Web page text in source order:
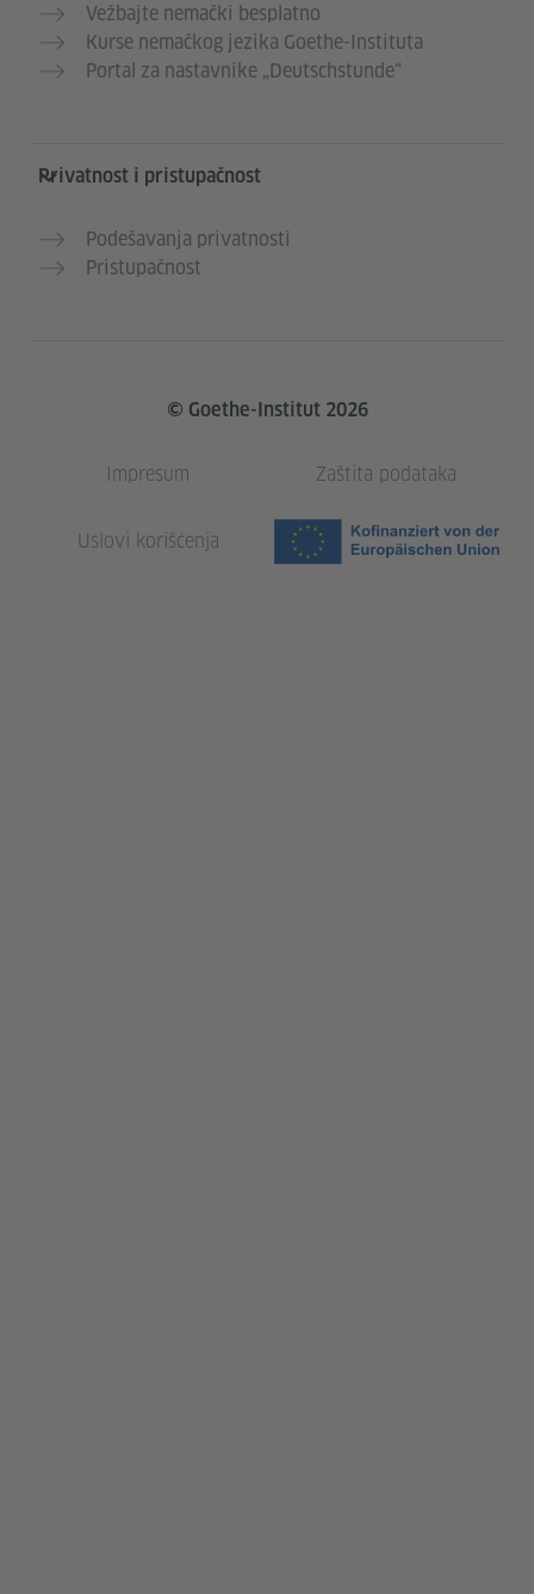
Vežbajte nemački besplatno
Kurse nemačkog jezika Goethe-Instituta
Portal za nastavnike „Deutschstunde“
Privatnost i pristupačnost
Podešavanja privatnosti
Pristupačnost
© Goethe-Institut 2026
Impresum Zaštita podataka
Uslovi korišćenja